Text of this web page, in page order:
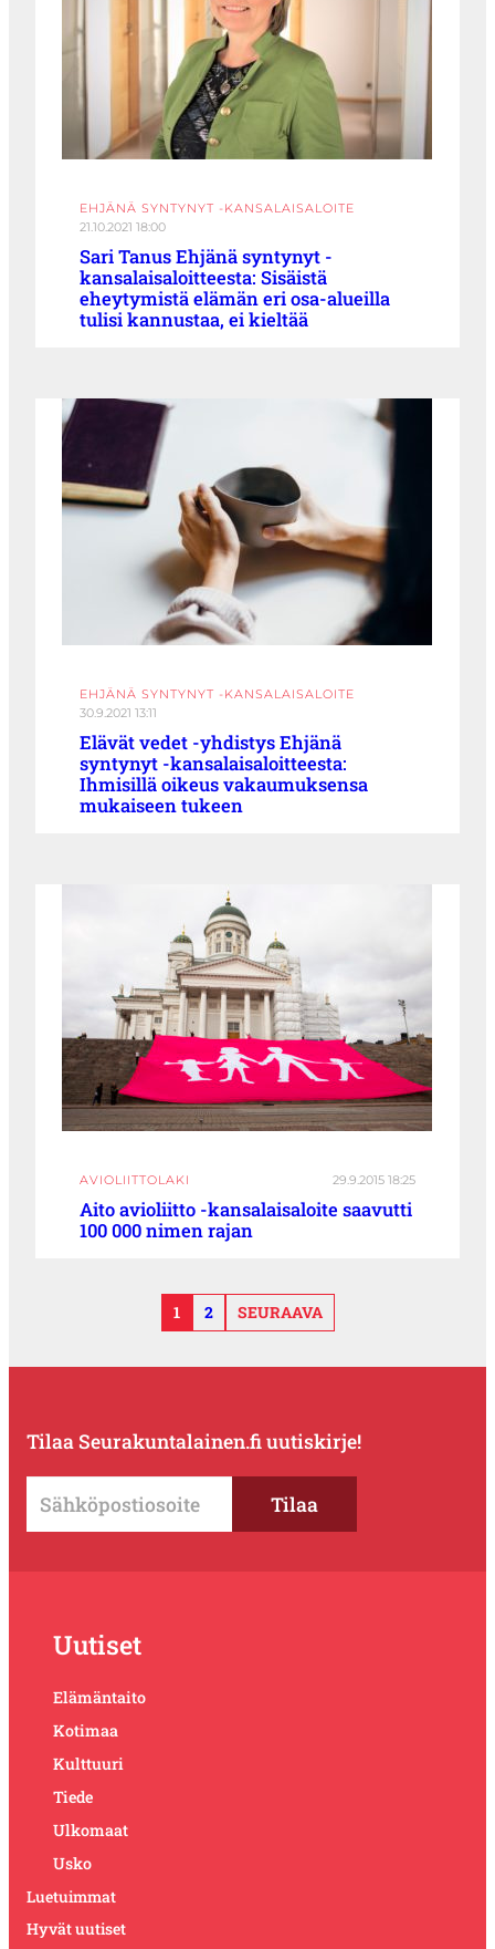
EHJÄNÄ SYNTYNYT -KANSALAISALOITE
21.10.2021 18:00
Sari Tanus Ehjänä syntynyt -
kansalaisaloitteesta: Sisäistä
eheytymistä elämän eri osa-alueilla
tulisi kannustaa, ei kieltää
EHJÄNÄ SYNTYNYT -KANSALAISALOITE
30.9.2021 13:11
Elävät vedet -yhdistys Ehjänä
syntynyt -kansalaisaloitteesta:
Ihmisillä oikeus vakaumuksensa
mukaiseen tukeen
AVIOLIITTOLAKI 29.9.2015 18:25
Aito avioliitto -kansalaisaloite saavutti
100 000 nimen rajan
1 2 SEURAAVA
Tilaa Seurakuntalainen.fi uutiskirje!
Uutiset
Elämäntaito
Kotimaa
Kulttuuri
Tiede
Ulkomaat
Usko
Luetuimmat
Hyvät uutiset